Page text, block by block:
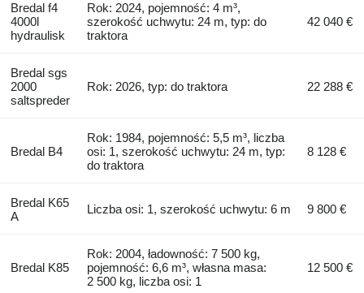
Bredal f4
4000l
hydraulisk
Rok: 2024, pojemność: 4 m³,
szerokość uchwytu: 24 m, typ: do
traktora
42 040 €
Bredal sgs
2000
saltspreder
Rok: 2026, typ: do traktora 22 288 €
Bredal B4
Rok: 1984, pojemność: 5,5 m³, liczba
osi: 1, szerokość uchwytu: 24 m, typ:
do traktora
8 128 €
Bredal K65
A
Liczba osi: 1, szerokość uchwytu: 6 m 9 800 €
Bredal K85
Rok: 2004, ładowność: 7 500 kg,
pojemność: 6,6 m³, własna masa:
2 500 kg, liczba osi: 1
12 500 €